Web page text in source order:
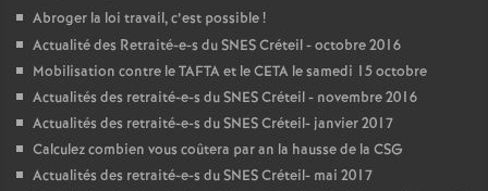
Abroger la loi travail, c’est possible!
Actualité des Retraité-e-s duSNESCréteil - octobre 2016
Mobilisation contre leTAFTAet leCETA le samedi 15 octobre
Actualités des retraité-e-s duSNESCréteil - novembre 2016
Actualités des retraité-e-s duSNESCréteil- janvier 2017
Calculez combien vous coûtera par an la hausse de la CSG
Actualités des retraité-e-s duSNESCréteil- mai 2017